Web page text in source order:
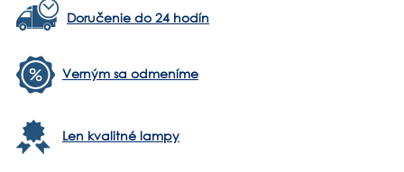
Doručenie do 24 hodín
Verným sa odmeníme
Len kvalitné lampy